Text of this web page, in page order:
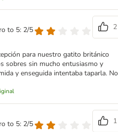
to 5: 2/5
2
para nuestro gatito británico
sobres sin mucho entusiasmo y
y enseguida intentaba taparla. No
to 5: 2/5
1